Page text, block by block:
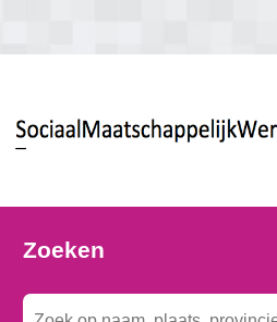
Zoeken